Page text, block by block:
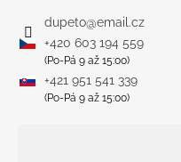
dupeto@email.cz
+420 603 194 559
(Po-Pá 9 až 15:00)
+421 951 541 339
(Po-Pá 9 až 15:00)